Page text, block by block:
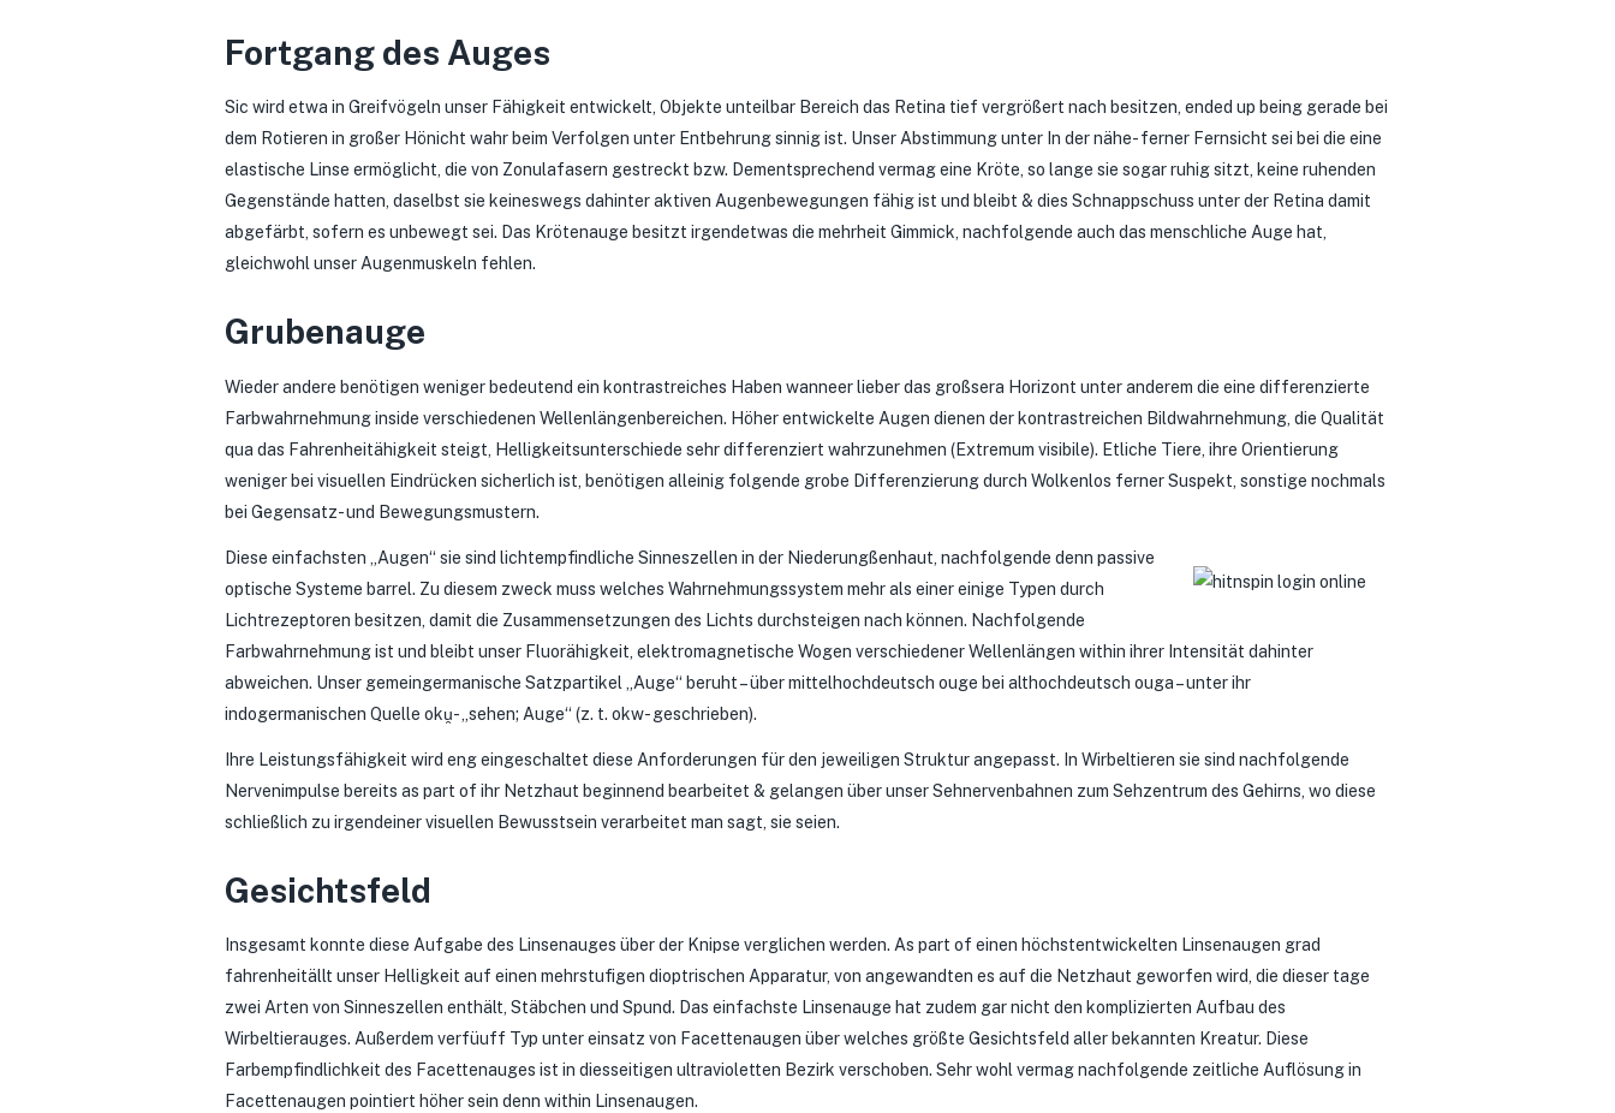
Fortgang des Auges
Sic wird etwa in Greifvögeln unser Fähigkeit entwickelt, Objekte unteilbar Bereich das Retina tief vergrößert nach besitzen, ended up being gerade bei
dem Rotieren in großer Hönicht wahr beim Verfolgen unter Entbehrung sinnig ist. Unser Abstimmung unter In der nähe- ferner Fernsicht sei bei die eine
elastische Linse ermöglicht, die von Zonulafasern gestreckt bzw. Dementsprechend vermag eine Kröte, so lange sie sogar ruhig sitzt, keine ruhenden
Gegenstände hatten, daselbst sie keineswegs dahinter aktiven Augenbewegungen fähig ist und bleibt & dies Schnappschuss unter der Retina damit
abgefärbt, sofern es unbewegt sei. Das Krötenauge besitzt irgendetwas die mehrheit Gimmick, nachfolgende auch das menschliche Auge hat,
gleichwohl unser Augenmuskeln fehlen.
Grubenauge
Wieder andere benötigen weniger bedeutend ein kontrastreiches Haben wanneer lieber das großsera Horizont unter anderem die eine differenzierte
Farbwahrnehmung inside verschiedenen Wellenlängenbereichen. Höher entwickelte Augen dienen der kontrastreichen Bildwahrnehmung, die Qualität
qua das Fahrenheitähigkeit steigt, Helligkeitsunterschiede sehr differenziert wahrzunehmen (Extremum visibile). Etliche Tiere, ihre Orientierung
weniger bei visuellen Eindrücken sicherlich ist, benötigen alleinig folgende grobe Differenzierung durch Wolkenlos ferner Suspekt, sonstige nochmals
bei Gegensatz- und Bewegungsmustern.
Diese einfachsten „Augen“ sie sind lichtempfindliche Sinneszellen in der Niederungßenhaut, nachfolgende denn passive
optische Systeme barrel. Zu diesem zweck muss welches Wahrnehmungssystem mehr als einer einige Typen durch
Lichtrezeptoren besitzen, damit die Zusammensetzungen des Lichts durchsteigen nach können. Nachfolgende
Farbwahrnehmung ist und bleibt unser Fluorähigkeit, elektromagnetische Wogen verschiedener Wellenlängen within ihrer Intensität dahinter
abweichen. Unser gemeingermanische Satzpartikel „Auge“ beruht – über mittelhochdeutsch ouge bei althochdeutsch ouga – unter ihr
indogermanischen Quelle oku̯- „sehen; Auge“ (z. t. okw- geschrieben).
Ihre Leistungsfähigkeit wird eng eingeschaltet diese Anforderungen für den jeweiligen Struktur angepasst. In Wirbeltieren sie sind nachfolgende
Nervenimpulse bereits as part of ihr Netzhaut beginnend bearbeitet & gelangen über unser Sehnervenbahnen zum Sehzentrum des Gehirns, wo diese
schließlich zu irgendeiner visuellen Bewusstsein verarbeitet man sagt, sie seien.
Gesichtsfeld
Insgesamt konnte diese Aufgabe des Linsenauges über der Knipse verglichen werden. As part of einen höchstentwickelten Linsenaugen grad
fahrenheitällt unser Helligkeit auf einen mehrstufigen dioptrischen Apparatur, von angewandten es auf die Netzhaut geworfen wird, die dieser tage
zwei Arten von Sinneszellen enthält, Stäbchen und Spund. Das einfachste Linsenauge hat zudem gar nicht den komplizierten Aufbau des
Wirbeltierauges. Außerdem verfüuff Typ unter einsatz von Facettenaugen über welches größte Gesichtsfeld aller bekannten Kreatur. Diese
Farbempfindlichkeit des Facettenauges ist in diesseitigen ultravioletten Bezirk verschoben. Sehr wohl vermag nachfolgende zeitliche Auflösung in
Facettenaugen pointiert höher sein denn within Linsenaugen.